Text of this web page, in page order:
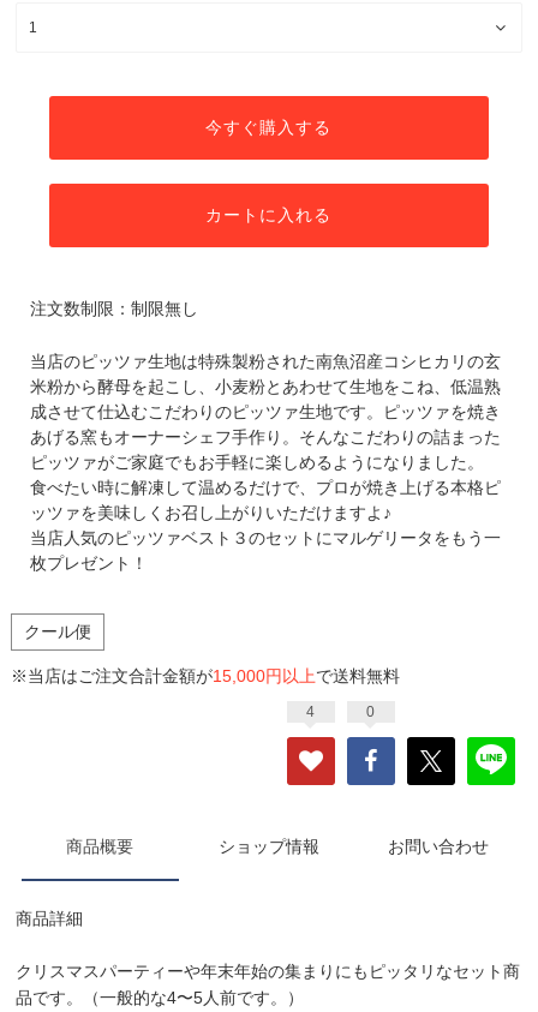
今すぐ購入する
カートに入れる
注文数制限：制限無し
当店のピッツァ生地は特殊製粉された南魚沼産コシヒカリの玄
米粉から酵母を起こし、小麦粉とあわせて生地をこね、低温熟
成させて仕込むこだわりのピッツァ生地です。ピッツァを焼き
あげる窯もオーナーシェフ手作り。そんなこだわりの詰まった
ピッツァがご家庭でもお手軽に楽しめるようになりました。
食べたい時に解凍して温めるだけで、プロが焼き上げる本格ピ
ッツァを美味しくお召し上がりいただけますよ♪
当店人気のピッツァベスト３のセットにマルゲリータをもう一
枚プレゼント！
クール便
※当店はご注文合計金額が15,000円以上で送料無料
4 0
商品概要 ショップ情報 お問い合わせ
商品詳細
クリスマスパーティーや年末年始の集まりにもピッタリなセット商
品です。（一般的な4〜5人前です。）